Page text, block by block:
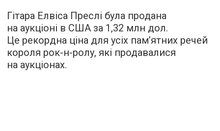
Гітара Елвіса Преслі була продана
на аукціоні в США за 1,32 млн дол.
Це рекордна ціна для усіх пам’ятних речей
короля рок-н-ролу, які продавалися
на аукціонах.